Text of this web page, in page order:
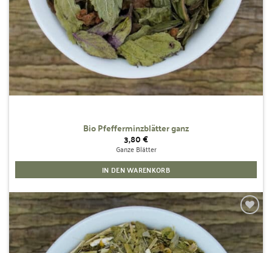
Bio Pfefferminzblätter ganz
3,80€
Ganze Blätter
IN DEN WARENKORB
Zur
Wunschliste
hinzufügen